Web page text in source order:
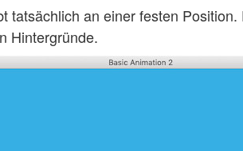
tatsächlich an einer festen
Hintergründe.